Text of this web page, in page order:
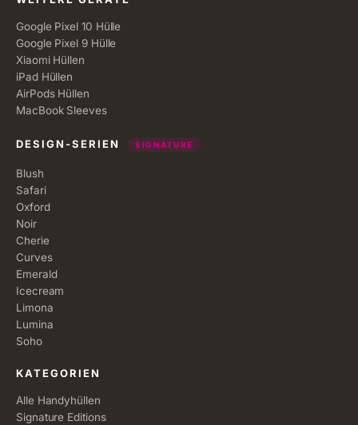
Google Pixel 10 Hülle
Google Pixel 9 Hülle
Xiaomi Hüllen
iPad Hüllen
AirPods Hüllen
MacBook Sleeves
DESIGN-SERIEN SIGNATURE
Blush
Safari
Oxford
Noir
Cherie
Curves
Emerald
Icecream
Limona
Lumina
Soho
KATEGORIEN
Alle Handyhüllen
Signature Editions